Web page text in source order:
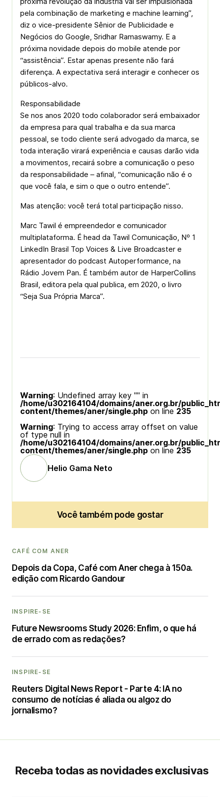
pela combinação de marketing e machine learning”,
diz o vice-presidente Sênior de Publicidade e
Negócios do Google, Sridhar Ramaswamy. E a
próxima novidade depois do mobile atende por
“assistência”. Estar apenas presente não fará
diferença. A expectativa será interagir e conhecer os
públicos-alvo.
Responsabilidade
Se nos anos 2020 todo colaborador será embaixador
da empresa para qual trabalha e da sua marca
pessoal, se todo cliente será advogado da marca, se
toda interação virará experiência e causas darão vida
a movimentos, recairá sobre a comunicação o peso
da responsabilidade – afinal, “comunicação não é o
que você fala, e sim o que o outro entende”.
Mas atenção: você terá total participação nisso.
Marc Tawil é empreendedor e comunicador
multiplataforma. É head da Tawil Comunicação, Nº 1
LinkedIn Brasil Top Voices & Live Broadcaster e
apresentador do podcast Autoperformance, na
Rádio Jovem Pan. É também autor de HarperCollins
Brasil, editora pela qual publica, em 2020, o livro
“Seja Sua Própria Marca”.
Warning: Undefined array key "" in
/home/u302164104/domains/aner.org.br/
content/themes/aner/single.php on line 235
Warning: Trying to access array offset on value
of type null in
/home/u302164104/domains/aner.org.br/
content/themes/aner/single.php on line 235
Helio Gama Neto
Você também pode gostar
CAFÉ COM ANER
Depois da Copa, Café com Aner chega à 150a.
edição com Ricardo Gandour
INSPIRE-SE
Future Newsrooms Study 2026: Enfim, o que há
de errado com as redações?
INSPIRE-SE
Reuters Digital News Report - Parte 4: IA no
consumo de notícias é aliada ou algoz do
jornalismo?
Receba todas as novidades exclusivas